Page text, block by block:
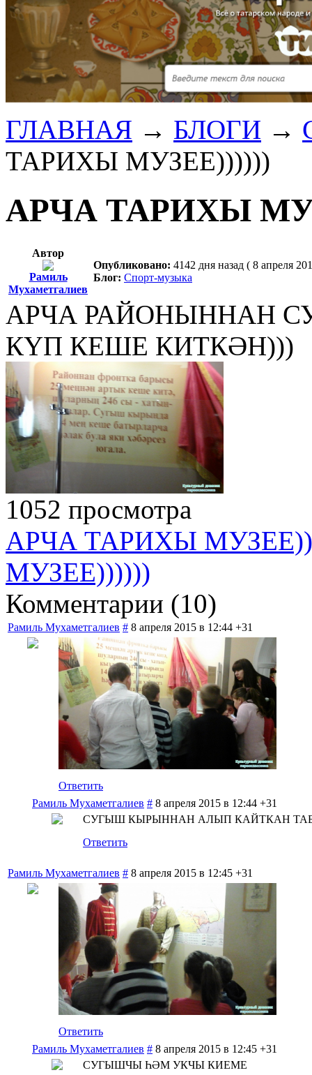
ГЛАВНАЯ → БЛОГИ →
ТАРИХЫ МУЗЕЕ))))))
АРЧА ТАРИХЫ
Автор
Рамиль
Мухаметгалиев
Опубликовано: 4142 дня назад ( 8 апреля
Блог: Спорт-музыка
АРЧА РАЙОНЫННАН
КҮП КЕШЕ КИТКӘН)))
1052 просмотра
АРЧА ТАРИХЫ
МУЗЕЕ))))))
Комментарии (10)
Рамиль Мухаметгалиев # 8 апреля 2015 в 12:44 +31
Ответить
Рамиль Мухаметгалиев # 8 апреля 2015 в 12:44 +31
СУГЫШ КЫРЫННАН АЛЫП КАЙТКАН
Ответить
Рамиль Мухаметгалиев # 8 апреля 2015 в 12:45 +31
Ответить
Рамиль Мухаметгалиев # 8 апреля 2015 в 12:45 +31
СУГЫШЧЫ ҺӘМ УКЧЫ КИЕМЕ